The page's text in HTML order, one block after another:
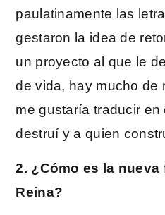
paulatinamente las
gestaron la idea de
un proyecto al que le
de vida, hay mucho de
me gustaría traducir
destruí y a quien
2. ¿Cómo es la
Reina?